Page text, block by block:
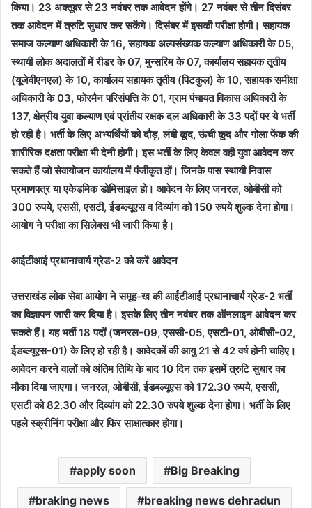
किया। 23 अक्तूबर से 23 नवंबर तक आवेदन होंगे। 27 नवंबर से तीन दिसंबर
तक आवेदन में त्रुटि सुधार कर सकेंगे। दिसंबर में इसकी परीक्षा होगी। सहायक
समाज कल्याण अधिकारी के 16, सहायक अल्पसंख्यक कल्याण अधिकारी के 05,
स्थायी लोक अदालतों में रीडर के 07, मुन्सरिम के 07, कार्यालय सहायक तृतीय
(यूजेवीएनएल) के 10, कार्यालय सहायक तृतीय (पिटकुल) के 10, सहायक समीक्षा
अधिकारी के 03, फोरमैन परिसंपत्ति के 01, ग्राम पंचायत विकास अधिकारी के
137, क्षेत्रीय युवा कल्याण एवं प्रांतीय रक्षक दल अधिकारी के 33 पदों पर ये भर्ती
हो रही है। भर्ती के लिए अभ्यर्थियों को दौड़, लंबी कूद, ऊंची कूद और गोला फेंक की
शारीरिक दक्षता परीक्षा भी देनी होगी। इस भर्ती के लिए केवल वही युवा आवेदन कर
सकते हैं जो सेवायोजन कार्यालय में पंजीकृत हों। जिनके पास स्थायी निवास
प्रमाणपत्र या एकेडमिक डोमिसाइल हो। आवेदन के लिए जनरल, ओबीसी को
300 रुपये, एससी, एसटी, ईडब्ल्यूएस व दिव्यांग को 150 रुपये शुल्क देना होगा।
आयोग ने परीक्षा का सिलेबस भी जारी किया है।
आईटीआई प्रधानाचार्य ग्रेड-2 को करें आवेदन
उत्तराखंड लोक सेवा आयोग ने समूह-ख की आईटीआई प्रधानाचार्य ग्रेड-2 भर्ती
का विज्ञापन जारी कर दिया है। इसके लिए तीन नवंबर तक ऑनलाइन आवेदन कर
सकते हैं। यह भर्ती 18 पदों (जनरल-09, एससी-05, एसटी-01, ओबीसी-02,
ईडब्ल्यूएस-01) के लिए हो रही है। आवेदकों की आयु 21 से 42 वर्ष होनी चाहिए।
आवेदन करने वालों को अंतिम तिथि के बाद 10 दिन तक इसमें त्रुटि सुधार का
मौका दिया जाएगा। जनरल, ओबीसी, ईडबल्यूएस को 172.30 रुपये, एससी,
एसटी को 82.30 और दिव्यांग को 22.30 रुपये शुल्क देना होगा। भर्ती के लिए
पहले स्क्रीनिंग परीक्षा और फिर साक्षात्कार होगा।
apply soon Big Breaking
braking news breaking news dehradun